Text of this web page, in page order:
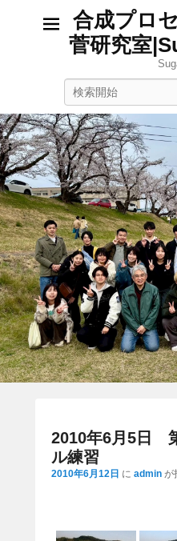
合成プロ
菅研究室
2010年6月5日
ル練習
2010年6月12日 に admin が